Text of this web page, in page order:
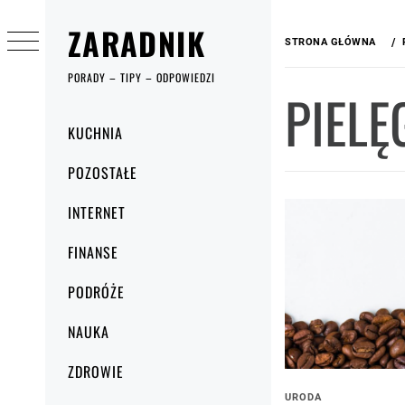
ZARADNIK
PORADY – TIPY – ODPOWIEDZI
główneKUCHNIA
POZOSTAŁE
INTERNET
FINANSE
PODRÓŻE
NAUKA
ZDROWIE
do
treści
STRONA GŁÓWNA
URODA